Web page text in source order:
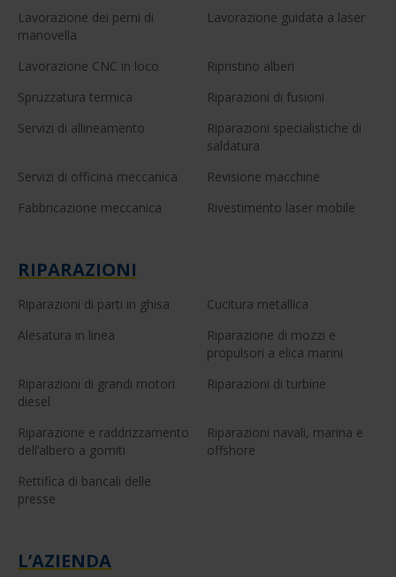
Lavorazione dei perni di
manovella
Lavorazione guidata a laser
Lavorazione CNC in loco
Ripristino alberi
Spruzzatura termica
Riparazioni di fusioni
Servizi di allineamento
Riparazioni specialistiche di
saldatura
Servizi di officina meccanica
Revisione macchine
Fabbricazione meccanica
Rivestimento laser mobile
RIPARAZIONI
Riparazioni di parti in ghisa
Cucitura metallica
Alesatura in linea
Riparazione di mozzi e
propulsori a elica marini
Riparazioni di grandi motori
diesel
Riparazioni di turbine
Riparazione e raddrizzamento
dell’albero a gomiti
Riparazioni navali, marina e
offshore
Rettifica di bancali delle
presse
L’AZIENDA